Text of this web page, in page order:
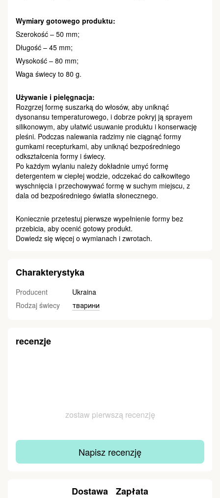
Wymiary gotowego produktu:
Szerokość – 50 mm;
Długość – 45 mm;
Wysokość – 80 mm;
Waga świecy to 80 g.
Używanie i pielęgnacja:
Rozgrzej formę suszarką do włosów, aby uniknąć
dysonansu temperaturowego, i dobrze pokryj ją sprayem
silikonowym, aby ułatwić usuwanie produktu i konserwację
pleśni. Podczas nalewania radzimy nie ciągnąć formy
gumkami recepturkami, aby uniknąć bezpośredniego
odkształcenia formy i świecy.
Po każdym wylaniu należy dokładnie umyć formę
detergentem w ciepłej wodzie, odczekać do całkowitego
wyschnięcia i przechowywać formę w suchym miejscu, z
dala od bezpośredniego światła słonecznego.
Koniecznie przetestuj pierwsze wypełnienie formy bez
przebicia, aby ocenić gotowy produkt.
Dowiedz się więcej o wymianach i zwrotach.
Charakterystyka
Producent
Ukraina
Rodzaj świecy
тварини
recenzje
zostaw pierwszą recenzję
Napisz recenzję
Dostawa Zapłata